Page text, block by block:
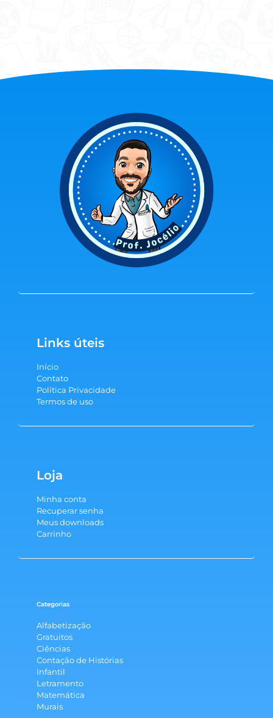
Links úteis
Início
Contato
Política Privacidade
Termos de uso
Loja
Minha conta
Recuperar senha
Meus downloads
Carrinho
Categorias
Alfabetização
Gratuitos
Ciências
Contação de Histórias
Infantil
Letramento
Matemática
Murais